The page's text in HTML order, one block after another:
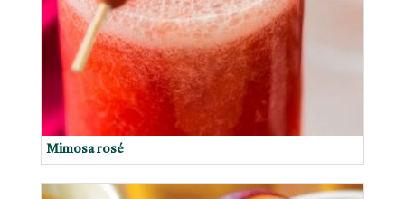
Mimosa rosé